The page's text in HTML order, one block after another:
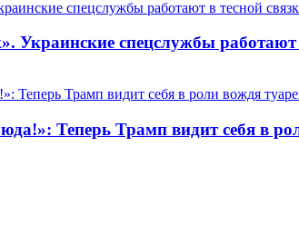
Украинские спецслужбы работают
Теперь Трамп видит себя в